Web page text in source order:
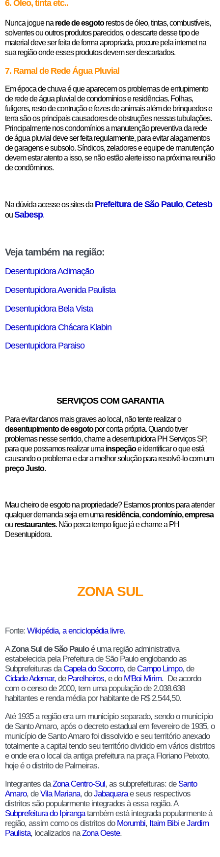
6. Óleo, tinta etc..
Nunca jogue na rede de esgotorestos de óleo, tintas, combustíveis,
solventes ou outros produtos parecidos, o descarte desse tipo de
material deve ser feita de forma apropriada, procure pela internet na
sua região onde esses produtos devem ser descartados.
7. Ramal de Rede Água Pluvial
Em época de chuva é que aparecem os problemas de entupimento
de rede de água pluvial de condomínios e residências. Folhas,
fuligens, resto de contrução e fezes de animais além de brinquedos e
terra são os principais causadores de obstruções nessas tubulações.
Principalmente nos condomínios a manutenção preventiva da rede
de água pluvial deve ser feita regularmente, para evitar alagamentos
de garagens e subsolo. Síndicos, zeladores e equipe de manutenção
devem estar atento a isso, se não estão alerte isso na próxima reunião
de condôminos.
Na dúvida acesse os sites da Prefeitura de São Paulo,Cetesb
ouSabesp.
Veja também na região:
Desentupidora Aclimação
Desentupidora Avenida Paulista
Desentupidora Bela Vista
Desentupidora Chácara Klabin
Desentupidora Paraiso
SERVIÇOS COM GARANTIA
Para evitar danos mais graves ao local, não tente realizar o
desentupimento de esgotopor conta própria. Quando tiver
problemas nesse sentido, chame a desentupidora PH Serviços SP,
para que possamos realizar uma inspeçãoe identificar o que está
causando o problema e dar a melhor solução para resolvê-lo com um
preço Justo.
Mau cheiro de esgoto na propriedade? Estamos prontos para atender
qualquer demanda seja em uma residência,condomínio,empresa
ou restaurantes. Não perca tempo ligue já e chame a PH
Desentupidora.
ZONA SUL
Fonte: Wikipédia, a enciclopédia livre.
AZona Sul de São Pauloé uma região administrativa
estabelecida pela Prefeitura de São Paulo englobando as
Subprefeituras daCapela do Socorro, deCampo Limpo, de
Cidade Ademar, de Parelheiros, e do M'Boi Mirim. De acordo
com o censo de 2000, tem uma população de 2.038.638
habitantes e renda média por habitante de R$ 2.544,50.
Até 1935 a região era um município separado, sendo o município
de Santo Amaro, após o decreto estadual em fevereiro de 1935, o
município de Santo Amaro foi dissolvido e seu território anexado
totalmente a capital tendo seu território dividido em vários distritos
e onde era o local da antiga prefeitura na praça Floriano Peixoto,
hoje é o distrito de Palmeiras.
Integrantes daZona Centro-Sul, as subprefeituras: de Santo
Amaro, deVila Mariana, doJabaquarae seus respectivos
distritos são popularmente integrados à essa região. A
Subprefeitura do Ipirangatambém está integrada popularmente à
região, assim como os distritos do Morumbi, Itaim Bibi eJardim
Paulista, localizados naZona Oeste.